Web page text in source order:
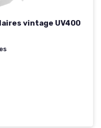
vintage UV400